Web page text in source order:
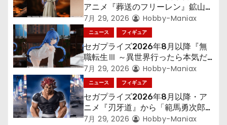
シ
ョ
ン
アニメ『葬送のフリーレン』鉱山で
300年働くことになっっちゃった
「フリーレン」を立体化！
7月 29, 2026 Hobby-Maniax
ニュース フィギュア
セガプライズ2026年8月以降『無
職転生Ⅲ ～異世界行ったら本気だ
す～』から「ロキシー」のフィギュ
アが登場！
7月 29, 2026 Hobby-Maniax
ニュース フィギュア
セガプライズ2026年8月以降・ア
ニメ『刃牙道』から「範馬勇次郎」
が登場ッッ!!
7月 29, 2026 Hobby-Maniax